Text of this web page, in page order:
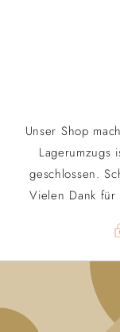
Unser Shop
Lagerumzugs
geschlossen.
Vielen Dank